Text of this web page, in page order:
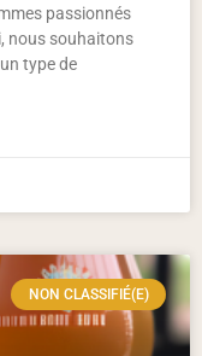
passionnés
nous souhaitons
type de
NON CLASSIFIÉ(E)